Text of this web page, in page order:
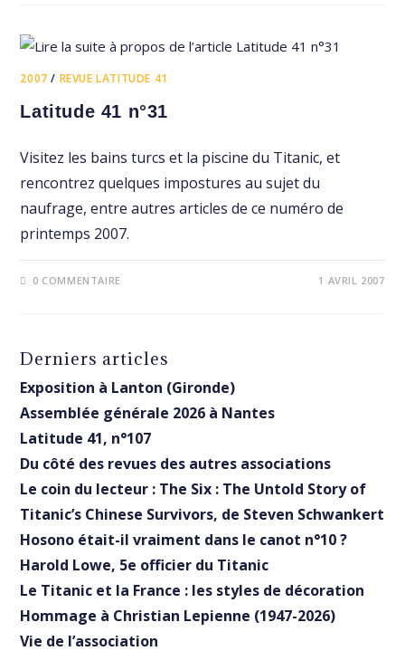
2007 / REVUE LATITUDE 41
Latitude 41 n°31
Visitez les bains turcs et la piscine du Titanic, et
rencontrez quelques impostures au sujet du
naufrage, entre autres articles de ce numéro de
printemps 2007.
0 COMMENTAIRE 1 AVRIL 2007
Derniers articles
Exposition à Lanton (Gironde)
Assemblée générale 2026 à Nantes
Latitude 41, n°107
Du côté des revues des autres associations
Le coin du lecteur : The Six : The Untold Story of
Titanic’s Chinese Survivors, de Steven Schwankert
Hosono était-il vraiment dans le canot n°10 ?
Harold Lowe, 5e officier du Titanic
Le Titanic et la France : les styles de décoration
Hommage à Christian Lepienne (1947-2026)
Vie de l’association